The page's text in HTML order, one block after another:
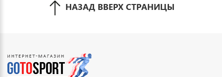
НАЗАД ВВЕРХ СТРАНИЦЫ